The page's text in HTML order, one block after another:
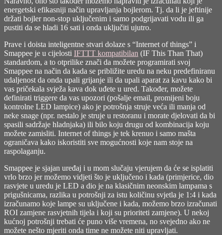
energetski efikasniji način upravljanja bojlerom. Tj. da li je jeftinije
držati bojler non-stop uključenim i samo podgrijavati vodu ili ga
pustiti da se hladi 16 sati i onda uključiti ujutro.
Prave i doista inteligentne stvari dolaze s “Internet of things” i
Smappee je u cijelosti IFTTT kompatibilan (IF This Than That)
standardom, a to otprilike znači da možete programirati svoj
Smappee na način da kada se približite uredu na neku predefiniranu
udaljenost da onda upali grijanje ili da upali aparat za kavu kako bi
vas pričekala svježa kava dok uđete u ured. Također, možete
definirati triggere da vas upozori (pošalje email, promijeni boju
kontrolne LED lampice) ako je potrošnja struje veća ili manja od
neke snage (npr. nestalo je struje u restoranu i morate djelovati da bi
spasili sadržaje hladnjaka) ili bilo koju drugu od kombinacija koju
možete zamisliti. Internet of things je tek krenuo i samo mašta
ograničava kako iskoristiti sve mogućnosti koje nam stoje na
raspolaganju.
Smappee je sjajan uređaj i u mom slučaju vjerujem da će se isplatiti
vrlo brzo jer možemo vidjeti što je uključeno i kada (primjerice, dio
rasvjete u uredu je LED a dio je na klasičnim neonskim lampama s
prigušnicama, razlika u potrošnji za istu količinu svjetla je 1:4 i kada
izračunamo koje lampe su uključene i kada, možemo brzo izračunati
ROI zamjene rasvjetnih tijela i koji su prioriteti zamjene). U nekoj
kućnoj potrošnji trebati će puno više vremena, no svejedno ako ne
možete nešto mjeriti onda time ne možete niti upravljati.